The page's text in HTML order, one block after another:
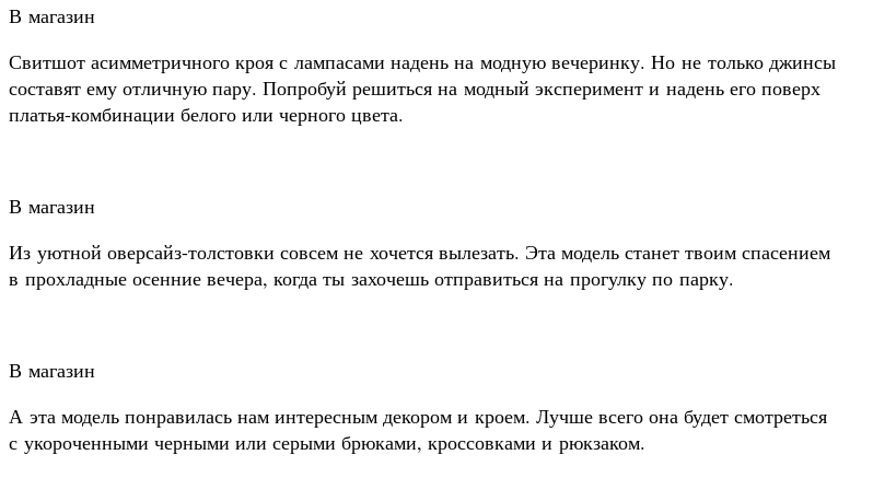
В магазин
Свитшот асимметричного кроя с лампасами надень на модную вечеринку. Но не только джинсы
составят ему отличную пару. Попробуй решиться на модный эксперимент и надень его поверх
платья-комбинации белого или черного цвета.
В магазин
Из уютной оверсайз-толстовки совсем не хочется вылезать. Эта модель станет твоим спасением
в прохладные осенние вечера, когда ты захочешь отправиться на прогулку по парку.
В магазин
А эта модель понравилась нам интересным декором и кроем. Лучше всего она будет смотреться
с укороченными черными или серыми брюками, кроссовками и рюкзаком.